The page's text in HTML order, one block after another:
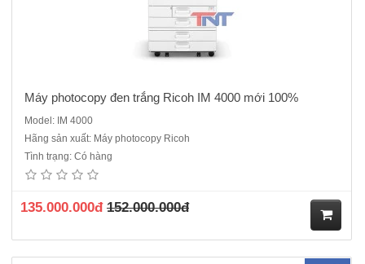
Máy photocopy đen trắng Ricoh IM 4000 mới 100%
Model: IM 4000
Hãng sản xuất: Máy photocopy Ricoh
Tình trạng: Có hàng
135.000.000đ 152.000.000đ
, nguyên đai nguyên kiện , đầy đủ CO,CQChức năng chính:
Photocopy/ in/ Scan mạngTốc độ sao chụp/in: 50 trang A4/ phútMàn
h..